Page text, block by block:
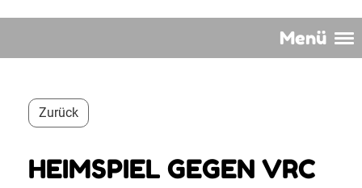
Menü
Zurück
HEIMSPIEL GEGEN VRC